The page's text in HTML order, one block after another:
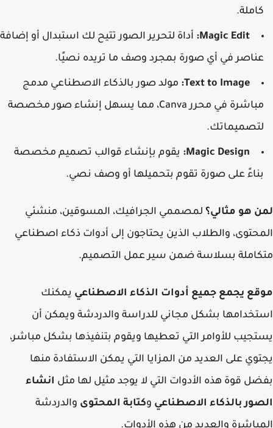
Magic Edit: أداة لتحرير الصور تتيح لك استبدال أو إضافة
في أي صورة بمجرد وصف ما تريده نصيًا.
Text to Image: مولد صور بالذكاء الاصطناعي مدمج
مباشرة في محرر Canva، مما يسهل إنشاء صور مخصصة
Magic Design: يقوم بإنشاء قوالب تصميم مخصصة
على صورة تقوم بتحميلها أو وصف نصي.
هو مثالي؟لمصممي الجرافيك، المسوقين، منشئي
والطلاب الذين يحتاجون إلى أدوات ذكاء اصطناعي
بسلاسة ضمن سير عمل التصميم.
يجمع جميع أدوات الذكاء الاصطناعييمكنك
بشكل مجاني للدراسة والدردشة ويمكن أن
للأوامر التي تعطيها ويقوم بتنفيذها بشكل مباشر،
على العديد من المزايا التي يمكن الاستفادة منها
قوة هذه الأدوات التي لا يوجد مثيل لها مثلانشاء
بالذكاء الاصطناعيوكتابة المحتوىوالدردشة
والعديد من هذه الأدوات.